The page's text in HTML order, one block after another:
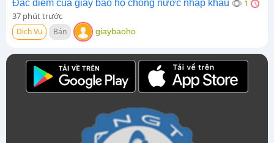
Đặc điểm của giày bảo hộ chống nước nhập khẩu
1
37 phút trước
Dịch Vụ Bán giaybaoho